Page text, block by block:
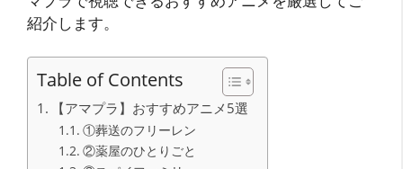
紹介します。
Table of Contents
【アマプラ】おすすめアニメ5選
①葬送のフリーレン
②薬屋のひとりごと